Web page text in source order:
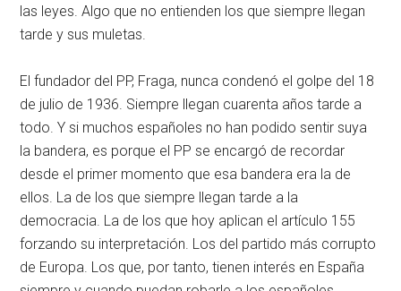
las leyes. Algo que no entienden los que siempre llegan
tarde y sus muletas.
El fundador del PP, Fraga, nunca condenó el golpe del 18
de julio de 1936. Siempre llegan cuarenta años tarde a
todo. Y si muchos españoles no han podido sentir suya
la bandera, es porque el PP se encargó de recordar
desde el primer momento que esa bandera era la de
ellos. La de los que siempre llegan tarde a la
democracia. La de los que hoy aplican el artículo 155
forzando su interpretación. Los del partido más corrupto
de Europa. Los que, por tanto, tienen interés en España